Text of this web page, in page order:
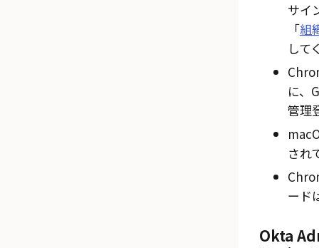
サイ
「組
して
に、
管理
され
ード
Okta